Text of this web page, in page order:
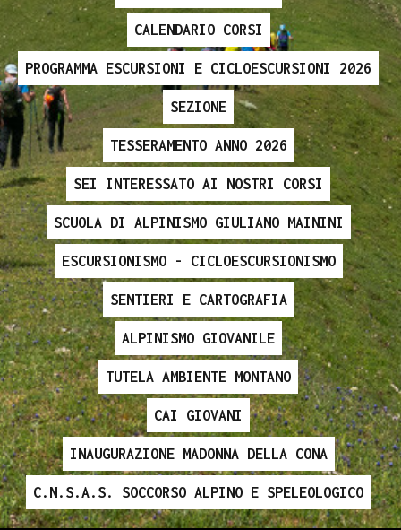
CALENDARIO CORSI
PROGRAMMA ESCURSIONI E CICLOESCURSIONI 2026
SEZIONE
TESSERAMENTO ANNO 2026
SEI INTERESSATO AI NOSTRI CORSI
SCUOLA DI ALPINISMO GIULIANO MAININI
ESCURSIONISMO - CICLOESCURSIONISMO
SENTIERI E CARTOGRAFIA
ALPINISMO GIOVANILE
TUTELA AMBIENTE MONTANO
CAI GIOVANI
INAUGURAZIONE MADONNA DELLA CONA
C.N.S.A.S. SOCCORSO ALPINO E SPELEOLOGICO